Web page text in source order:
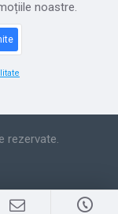
noastre.
rezervate.